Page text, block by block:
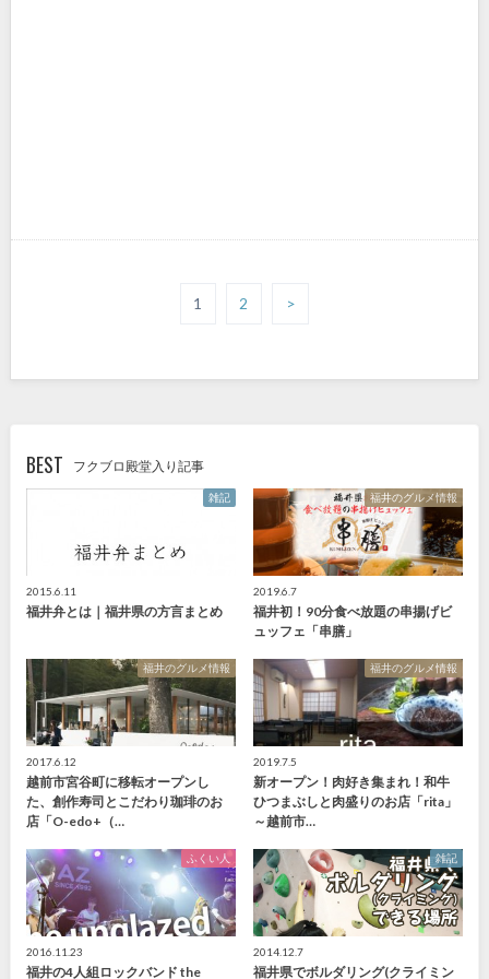
1 2 >
BEST フクブロ殿堂入り記事
雑記
2015.6.11
福井弁とは｜福井県の方言まとめ
福井のグルメ情報
2019.6.7
福井初！90分食べ放題の串揚げビ
ュッフェ「串膳」
福井のグルメ情報
2017.6.12
越前市宮谷町に移転オープンし
た、創作寿司とこだわり珈琲のお
店「O-edo+（…
福井のグルメ情報
2019.7.5
新オープン！肉好き集まれ！和牛
ひつまぶしと肉盛りのお店「rita」
～越前市…
ふくい人
2016.11.23
福井の4人組ロックバンド the
雑記
2014.12.7
福井県でボルダリング(クライミン